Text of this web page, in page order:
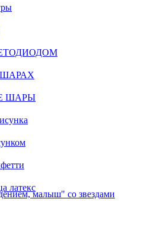
ШАРЫ
латекс
малыш" со звездами